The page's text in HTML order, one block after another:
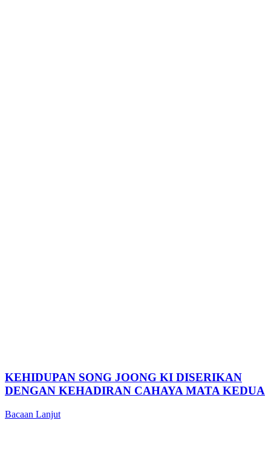
KEHIDUPAN SONG JOONG KI DISERIKAN
DENGAN KEHADIRAN CAHAYA MATA KEDUA
Bacaan Lanjut